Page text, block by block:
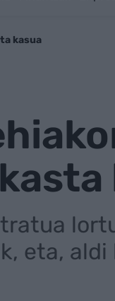
kasua
eta,